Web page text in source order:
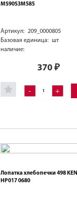
MS90S3M585
Артикул: 209_0000805
Базовая единица: шт
наличие:
370₽
- +
Лопатка хлебопечки 498
HP017 0680